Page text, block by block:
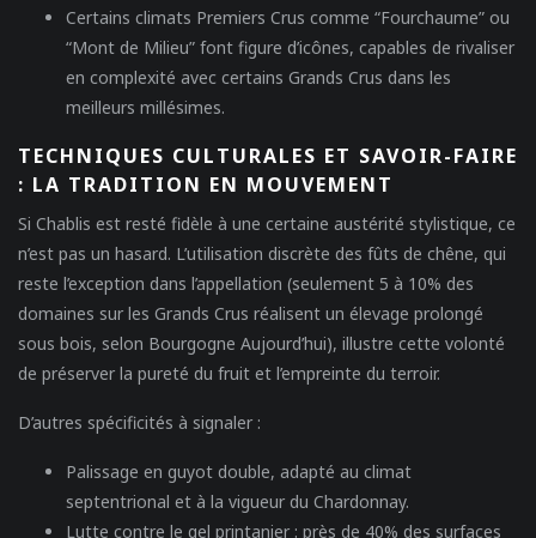
Certains climats Premiers Crus comme “Fourchaume” ou
“Mont de Milieu” font figure d’icônes, capables de rivaliser
en complexité avec certains Grands Crus dans les
meilleurs millésimes.
TECHNIQUES CULTURALES ET SAVOIR-FAIRE
: LA TRADITION EN MOUVEMENT
Si Chablis est resté fidèle à une certaine austérité stylistique, ce
n’est pas un hasard. L’utilisation discrète des fûts de chêne, qui
reste l’exception dans l’appellation (seulement 5 à 10% des
domaines sur les Grands Crus réalisent un élevage prolongé
sous bois, selon Bourgogne Aujourd’hui), illustre cette volonté
de préserver la pureté du fruit et l’empreinte du terroir.
D’autres spécificités à signaler :
Palissage en guyot double, adapté au climat
septentrional et à la vigueur du Chardonnay.
Lutte contre le gel printanier : près de 40% des surfaces